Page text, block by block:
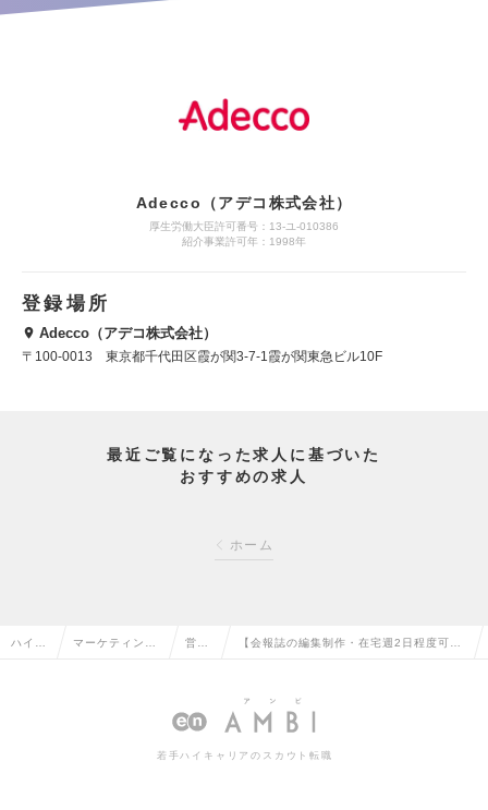
Adecco（アデコ株式会社）
厚生労働大臣許可番号：13-ユ-010386
紹介事業許可年：1998年
登録場所
Adecco（アデコ株式会社）
〒100-0013 東京都千代田区霞が関3-7-1霞が関東急ビル10F
最近ご覧になった求人に基づいた
おすすめの求人
ホーム
ハイク マーケティン 営業
の転
【会報誌の編集制作・在宅週2日程度可】
◆ミサワホームグループの求人情報
若手ハイキャリアのスカウト転職